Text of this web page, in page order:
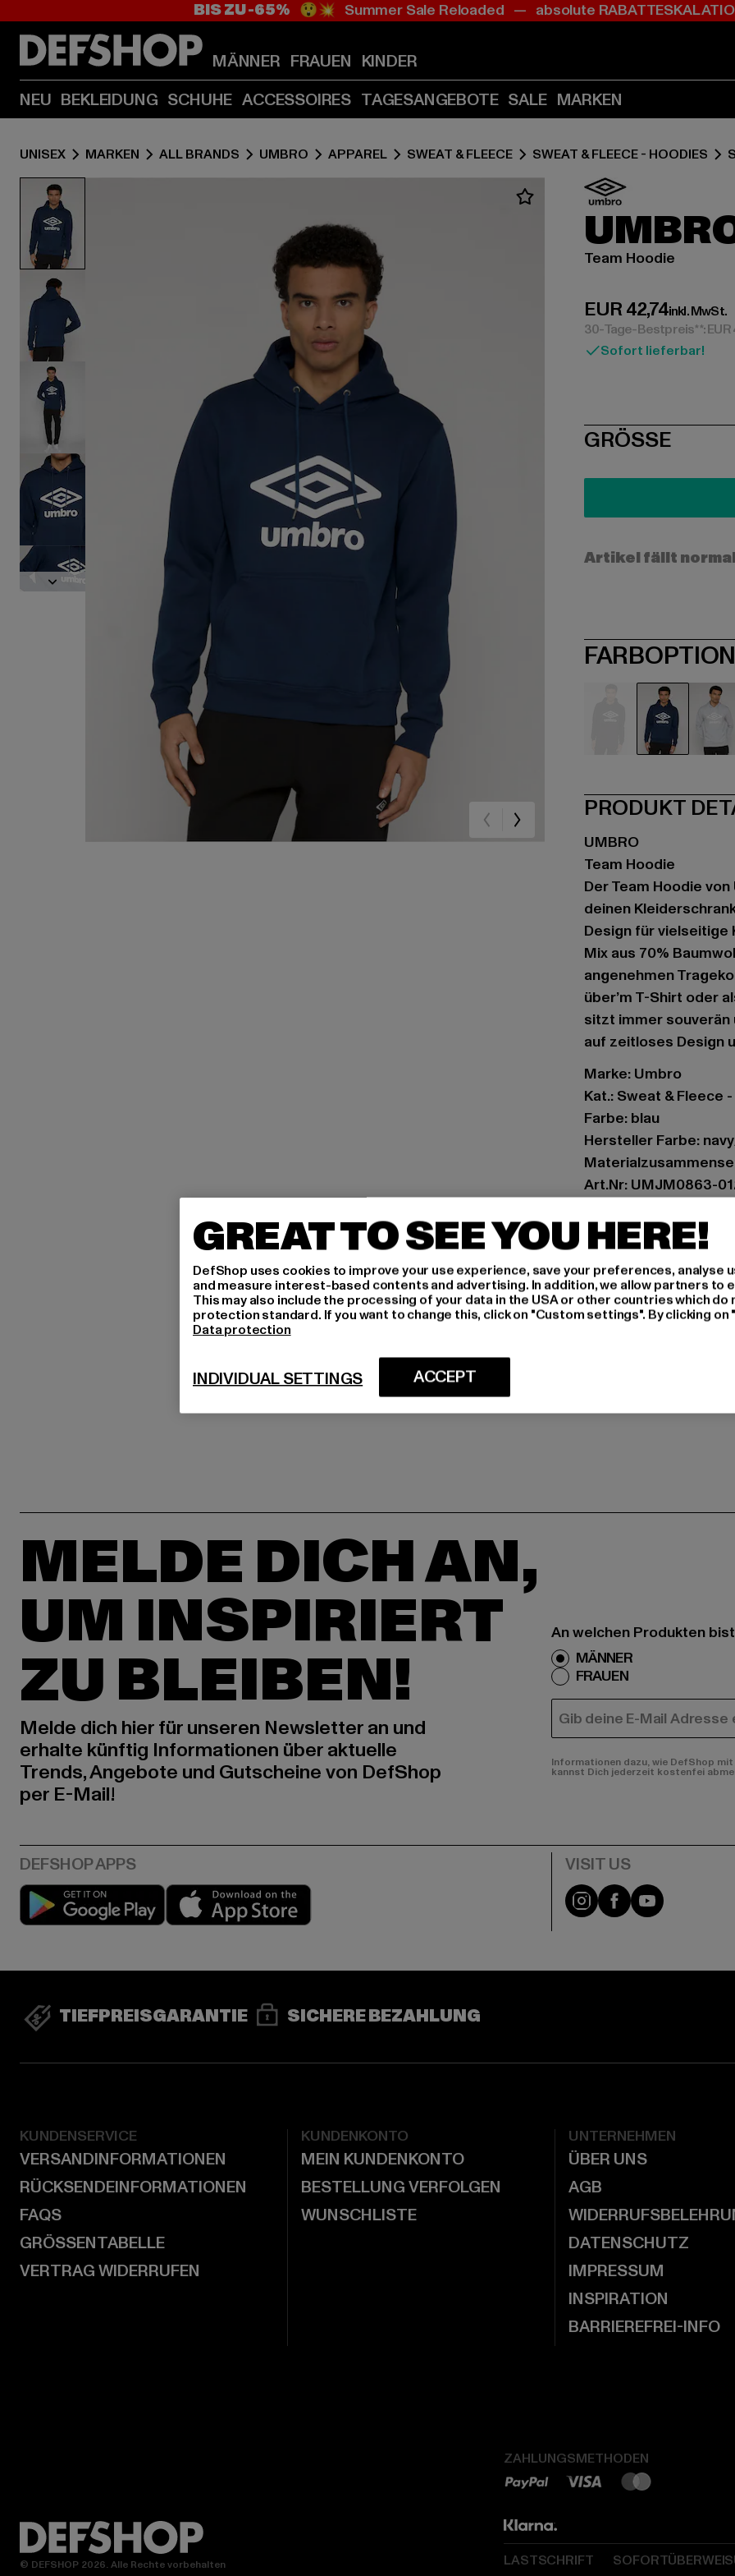
Zum
(Enter
drücken)
Zum
(Enter
drücken)
BIS ZU -65% 😲💥 Summer Sale Reloaded — absolute
MÄNNER FRAUEN KINDER
NEU BEKLEIDUNG SCHUHE ACCESSOIRES TAGESANGEBOTE SALE MARKEN
UNISEX MARKEN ALL BRANDS UMBRO APPAREL SWEAT & FLEECE SWEAT & FLEECE - HOODIES
Team Hoodie
EUR 42,74
Derzeitiger Preis:
inkl. MwSt.
30-Tage-Bestpreis**: EUR
Sofort lieferbar!
SIZE
GRÖSSE
Artikel fällt
PRODUKT
UMBRO
Team Hoodie
Der Team Hoodie
deinen
Design für
Mix aus 70%
angenehmen
über’m T-Shirt oder
sitzt immer
auf zeitloses Design
Marke: Umbro
Kat.: Sweat & Fleece
Farbe: blau
Hersteller Farbe:
Art.Nr: UMJM0863-
Hersteller: Umbro Ltd |
Umbro House 54 |
GRÖSSE
MELDE DICH AN,
UM INSPIRIERT
ZU BLEIBEN!
Melde dich hier für unseren Newsletter an und
erhalte künftig Informationen über aktuelle
Trends, Angebote und Gutscheine von DefShop
per E-Mail!
An welchen Produkten
MÄNNER
FRAUEN
E-MAIL
Informationen dazu, wie DefShop
kannst Dich jederzeit kostenfei
Play market Visit our Instagram
Visit ourVisit our
TIEFPREISGARANTIE SICHERE BEZAHLUNG
KUNDENSERVICE
VERSANDINFORMATIONEN
RÜCKSENDEINFORMATIONEN
FAQS
GRÖSSENTABELLE
VERTRAG WIDERRUFEN
KUNDENKONTO
MEIN KUNDENKONTO
BESTELLUNG VERFOLGEN
WUNSCHLISTE
UNTERNEHMEN
ÜBER UNS
AGB
DATENSCHUTZ
IMPRESSUM
INSPIRATION
BARRIEREFREI-INFO
ZAHLUNGSMETHODEN
LASTSCHRIFT
© DEFSHOP 2026. Alle Rechte vorbehalten
GREAT TO SEE YOU HERE!
DefShop uses cookies to improve your use experience, save your preferences, analyse
and measure interest-based contents and advertising. In addition, we allow partners to
This may also include the processing of your data in the USA or other countries which do
protection standard. If you want to change this, click on "Custom settings". By clicking
Data protection
ACCEPT
INDIVIDUAL SETTINGS